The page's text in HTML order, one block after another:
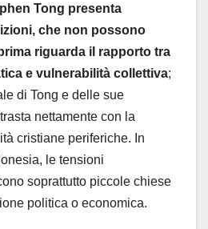
Tong presenta
che non possono
riguarda il rapporto tra
e vulnerabilità collettiva;
di Tong e delle sue
nettamente con la
cristiane periferiche. In
le tensioni
soprattutto piccole chiese
politica o economica.